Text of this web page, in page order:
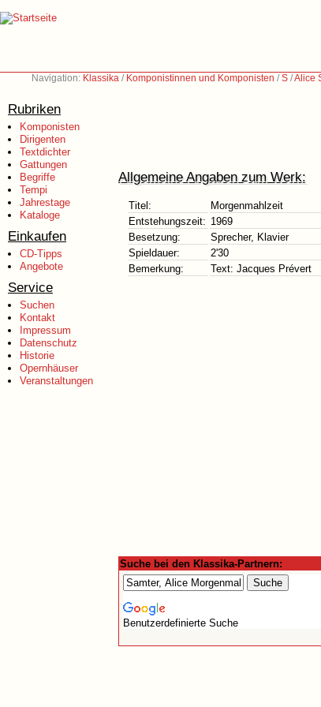
Navigation: Klassika / Komponistinnen und Komponisten /S /Alice
Rubriken
Komponisten
Dirigenten
Textdichter
Gattungen
Begriffe
Tempi
Jahrestage
Kataloge
Einkaufen
CD-Tipps
Angebote
Service
Suchen
Kontakt
Impressum
Datenschutz
Historie
Opernhäuser
Veranstaltungen
Allgemeine Angaben zum Werk:
Titel:
Morgenmahlzeit
Entstehungszeit: 1969
Besetzung:
Sprecher, Klavier
Spieldauer:
2'30
Bemerkung:
Text: Jacques Prévert
Suche bei den Klassika-Partnern:
Benutzerdefinierte Suche